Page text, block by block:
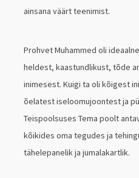
ainsana väärt teenimist.
Prohvet Muhammed oli
heldest, kaastundlikust, tõde
inimesest. Kuigi ta oli kõigest
õelatest iseloomujoontest ja
Teispoolsuses Tema poolt
kõikides oma tegudes ja
tähelepanelik ja jumalakartlik.